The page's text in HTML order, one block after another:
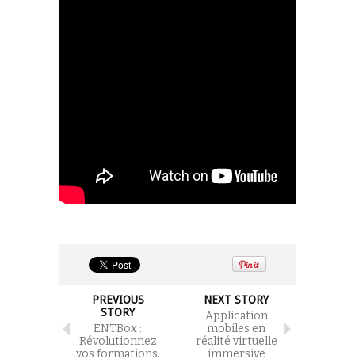
PREVIOUS
STORY
ENTBox :
Révolutionnez
vos formations.
NEXT STORY
Application
mobiles en
réalité virtuelle
immersive